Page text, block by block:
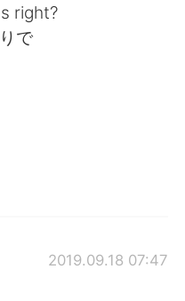
right?
で
2019.09.18 07:47